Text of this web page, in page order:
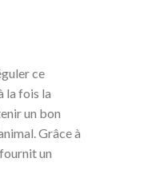
ce
la fois la
un bon
Grâce à
un